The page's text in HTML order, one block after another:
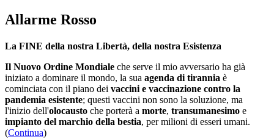
Allarme Rosso
La FINE della nostra Libertà, della nostra Esistenza
Il Nuovo Ordine Mondiale che serve il mio avversario ha già
iniziato a dominare il mondo, la sua agenda di tirannia è
cominciata con il piano dei vaccini e vaccinazione contro la
pandemia esistente; questi vaccini non sono la soluzione, ma
l'inizio dell'olocausto che porterà a morte, transumanesimo e
impianto del marchio della bestia, per milioni di esseri umani.
(Continua)